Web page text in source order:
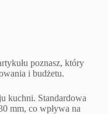
poznasz, który
i budżetu.
kuchni. Standardowa
mm, co wpływa na